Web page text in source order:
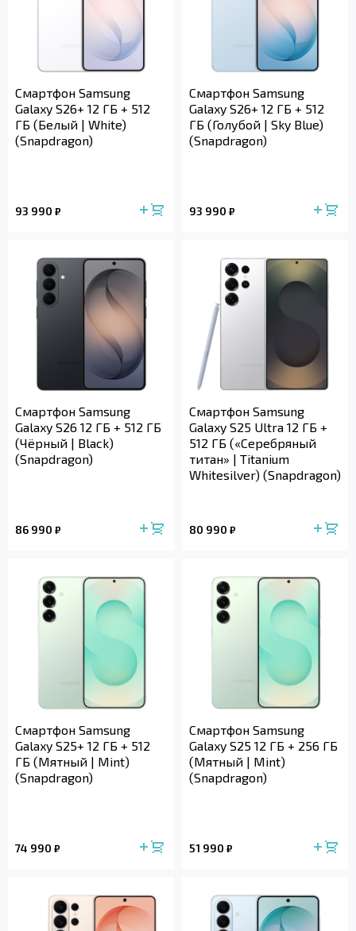
Смартфон Samsung
Galaxy S26+ 12 ГБ + 512
ГБ (Белый | White)
(Snapdragon)
93 990 ₽
Смартфон Samsung
Galaxy S26+ 12 ГБ + 512
ГБ (Голубой | Sky Blue)
(Snapdragon)
93 990 ₽
Смартфон Samsung
Galaxy S26 12 ГБ + 512 ГБ
(Чёрный | Black)
(Snapdragon)
86 990 ₽
Смартфон Samsung
Galaxy S25 Ultra 12 ГБ +
512 ГБ («Серебряный
титан» | Titanium
Whitesilver) (Snapdragon)
80 990 ₽
Смартфон Samsung
Galaxy S25+ 12 ГБ + 512
ГБ (Мятный | Mint)
(Snapdragon)
74 990 ₽
Смартфон Samsung
Galaxy S25 12 ГБ + 256 ГБ
(Мятный | Mint)
(Snapdragon)
51 990 ₽